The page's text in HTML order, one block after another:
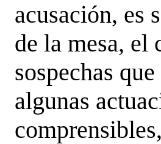
acusación, es
de la mesa, el
sospechas
algunas